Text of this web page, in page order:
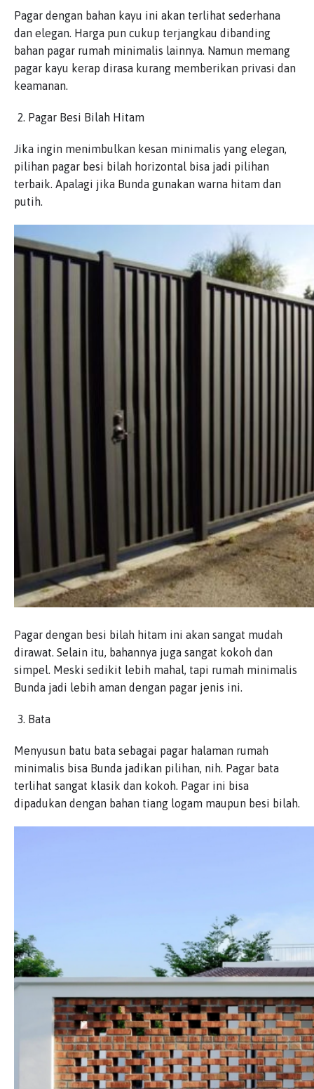
Pagar dengan bahan kayu ini akan terlihat sederhana
dan elegan. Harga pun cukup terjangkau dibanding
bahan pagar rumah minimalis lainnya. Namun memang
pagar kayu kerap dirasa kurang memberikan privasi dan
keamanan.
Pagar Besi Bilah Hitam
Jika ingin menimbulkan kesan minimalis yang elegan,
pilihan pagar besi bilah horizontal bisa jadi pilihan
terbaik. Apalagi jika Bunda gunakan warna hitam dan
putih.
Pagar dengan besi bilah hitam ini akan sangat mudah
dirawat. Selain itu, bahannya juga sangat kokoh dan
simpel. Meski sedikit lebih mahal, tapi rumah minimalis
Bunda jadi lebih aman dengan pagar jenis ini.
Bata
Menyusun batu bata sebagai pagar halaman rumah
minimalis bisa Bunda jadikan pilihan, nih. Pagar bata
terlihat sangat klasik dan kokoh. Pagar ini bisa
dipadukan dengan bahan tiang logam maupun besi bilah.